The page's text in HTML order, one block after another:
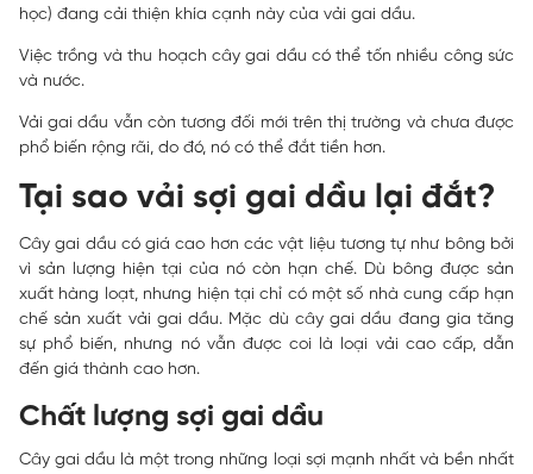
học) đang cải thiện khía cạnh này của vải gai dầu.
Việc trồng và thu hoạch cây gai dầu có thể tốn nhiều công sức
và nước.
Vải gai dầu vẫn còn tương đối mới trên thị trường và chưa được
phổ biến rộng rãi, do đó, nó có thể đắt tiền hơn.
Tại sao vải sợi gai dầu lại đắt?
Cây gai dầu có giá cao hơn các vật liệu tương tự như bông bởi
vì sản lượng hiện tại của nó còn hạn chế. Dù bông được sản
xuất hàng loạt, nhưng hiện tại chỉ có một số nhà cung cấp hạn
chế sản xuất vải gai dầu. Mặc dù cây gai dầu đang gia tăng
sự phổ biến, nhưng nó vẫn được coi là loại vải cao cấp, dẫn
đến giá thành cao hơn.
Chất lượng sợi gai dầu
Cây gai dầu là một trong những loại sợi mạnh nhất và bền nhất